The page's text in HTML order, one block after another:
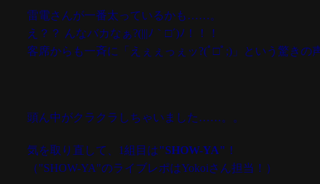
雷電さんが一番太っているかも……。
え？？ んなバカなぁ?(|||ﾉ｀□´)ﾉ！！！
客席からも一斉に「えぇぇっぇッ?(ﾟ□ﾟ;)」という驚きの
頭ん中がクラクラしちゃいました……。。
気を取り直して、1組目は"SHOW-YA" ！
（"SHOW-YA"のライブレポはYokoiさん担当！）